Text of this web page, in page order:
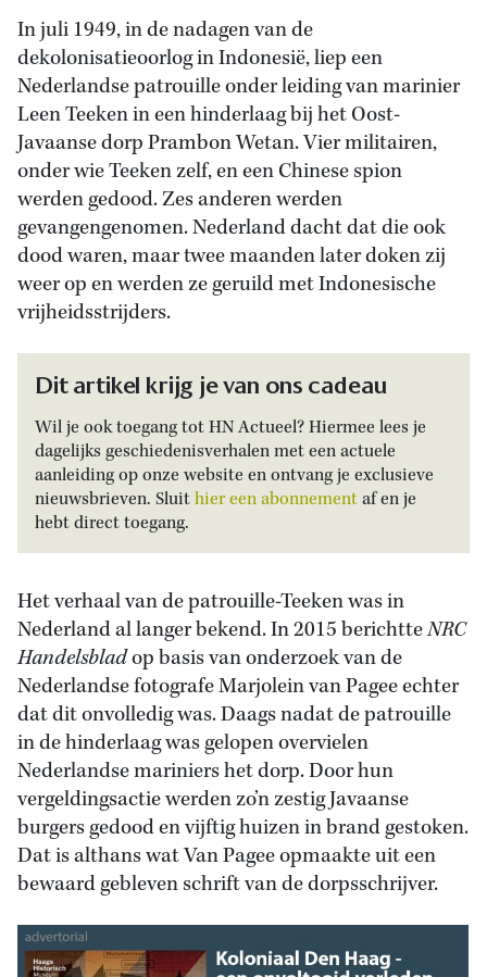
In juli 1949, in de nadagen van de
dekolonisatieoorlog in Indonesië, liep een
Nederlandse patrouille onder leiding van marinier
Leen Teeken in een hinderlaag bij het Oost-
Javaanse dorp Prambon Wetan. Vier militairen,
onder wie Teeken zelf, en een Chinese spion
werden gedood. Zes anderen werden
gevangengenomen. Nederland dacht dat die ook
dood waren, maar twee maanden later doken zij
weer op en werden ze geruild met Indonesische
vrijheidsstrijders.
Dit artikel krijg je van ons cadeau
Wil je ook toegang tot HN Actueel? Hiermee lees je
dagelijks geschiedenisverhalen met een actuele
aanleiding op onze website en ontvang je exclusieve
nieuwsbrieven. Sluithier een abonnementaf en je
hebt direct toegang.
Het verhaal van de patrouille-Teeken was in
Nederland al langer bekend. In 2015 berichtteNRC
Handelsbladop basis van onderzoek van de
Nederlandse fotografe Marjolein van Pagee echter
dat dit onvolledig was. Daags nadat de patrouille
in de hinderlaag was gelopen overvielen
Nederlandse mariniers het dorp. Door hun
vergeldingsactie werden zo’n zestig Javaanse
burgers gedood en vijftig huizen in brand gestoken.
Dat is althans wat Van Pagee opmaakte uit een
bewaard gebleven schrift van de dorpsschrijver.